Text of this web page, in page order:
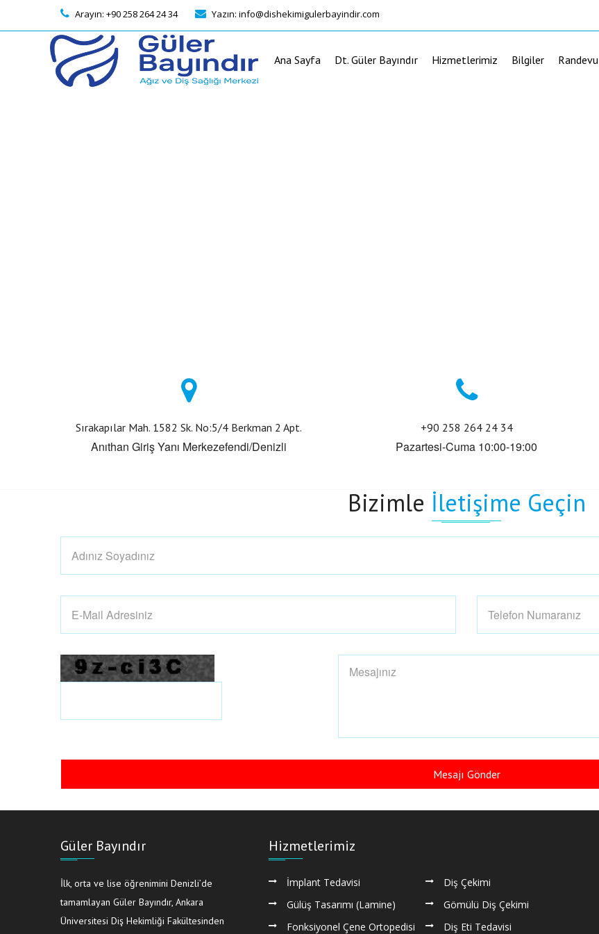
Arayın: +90 258 264 24 34 Yazın: info@dishekimigulerbayindir.com
Ana Sayfa Dt. Güler Bayındır Hizmetlerimiz Bilgiler Randevu
Sırakapılar Mah. 1582 Sk. No:5/4 Berkman 2 Apt.
Anıthan Giriş Yanı Merkezefendi/Denizli
+90 258 264 24 34
Pazartesi-Cuma 10:00-19:00
Bizimle İletişime Geçin
Mesajı Gönder
Güler Bayındır
İlk, orta ve lise öğrenimini Denizli’de
tamamlayan Güler Bayındır, Ankara
Üniversitesi Diş Hekimliği Fakültesinden
Hizmetlerimiz
İmplant Tedavisi
Gülüş Tasarımı (Lamine)
Fonksiyonel Çene Ortopedisi
Diş Çekimi
Gömülü Diş Çekimi
Diş Eti Tedavisi